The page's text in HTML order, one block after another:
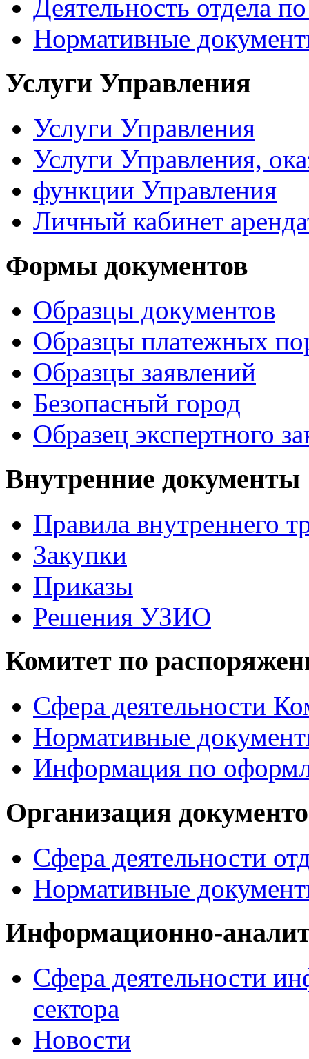
Деятельность отдела
Нормативные
Услуги Управления
Услуги Управления
Услуги Управления,
функции Управления
Личный кабинет
Формы документов
Образцы документов
Образцы платежных
Образцы заявлений
Безопасный город
Образец экспертного
Внутренние документы
Правила внутреннего
Закупки
Приказы
Решения УЗИО
Комитет по
Сфера деятельности
Нормативные
Информация по
Организация
Сфера деятельности
Нормативные
Информационно-
Сфера деятельности
сектора
Новости